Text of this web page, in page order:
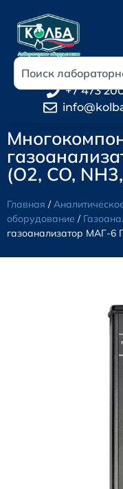
+7 473
(О2, CO,
Главная /
оборудование /
газоанализатор МАГ-6